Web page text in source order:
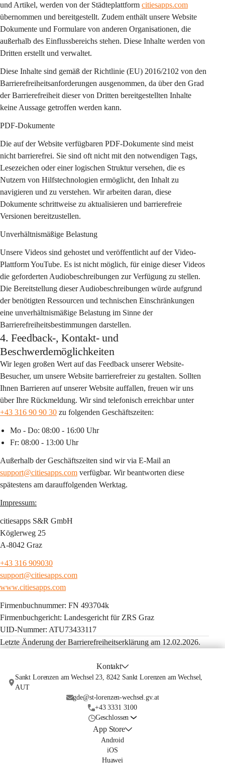
und Artikel, werden von der Städteplattform citiesapps.com
übernommen und bereitgestellt. Zudem enthält unsere Website
Dokumente und Formulare von anderen Organisationen, die
außerhalb des Einflussbereichs stehen. Diese Inhalte werden von
Dritten erstellt und verwaltet.
Diese Inhalte sind gemäß der Richtlinie (EU) 2016/2102 von den
Barrierefreiheitsanforderungen ausgenommen, da über den Grad
der Barrierefreiheit dieser von Dritten bereitgestellten Inhalte
keine Aussage getroffen werden kann.
PDF-Dokumente
Die auf der Website verfügbaren PDF-Dokumente sind meist
nicht barrierefrei. Sie sind oft nicht mit den notwendigen Tags,
Lesezeichen oder einer logischen Struktur versehen, die es
Nutzern von Hilfstechnologien ermöglicht, den Inhalt zu
navigieren und zu verstehen. Wir arbeiten daran, diese
Dokumente schrittweise zu aktualisieren und barrierefreie
Versionen bereitzustellen.
Unverhältnismäßige Belastung
Unsere Videos sind gehostet und veröffentlicht auf der Video-
Plattform YouTube. Es ist nicht möglich, für einige dieser Videos
die geforderten Audiobeschreibungen zur Verfügung zu stellen.
Die Bereitstellung dieser Audiobeschreibungen würde aufgrund
der benötigten Ressourcen und technischen Einschränkungen
eine unverhältnismäßige Belastung im Sinne der
Barrierefreiheitsbestimmungen darstellen.
4. Feedback-, Kontakt- und
Beschwerdemöglichkeiten
Wir legen großen Wert auf das Feedback unserer Website-
Besucher, um unsere Website barrierefreier zu gestalten. Sollten
Ihnen Barrieren auf unserer Website auffallen, freuen wir uns
über Ihre Rückmeldung. Wir sind telefonisch erreichbar unter
+43 316 90 90 30 zu folgenden Geschäftszeiten:
Mo - Do: 08:00 - 16:00 Uhr
Fr: 08:00 - 13:00 Uhr
Außerhalb der Geschäftszeiten sind wir via E-Mail an
support@citiesapps.com verfügbar. Wir beantworten diese
spätestens am darauffolgenden Werktag.
Impressum:
citiesapps S&R GmbH
Köglerweg 25
A-8042 Graz
+43 316 909030
support@citiesapps.com
www.citiesapps.com
Firmenbuchnummer: FN 493704k
Firmenbuchgericht: Landesgericht für ZRS Graz
UID-Nummer: ATU73433117
Letzte Änderung der Barrierefreiheitserklärung am 12.02.2026.
Kontakt
Sankt Lorenzen am Wechsel 23, 8242 Sankt Lorenzen am Wechsel,
AUT
gde@st-lorenzen-wechsel.gv.at
+43 3331 3100
Geschlossen
App Store
Android
iOS
Huawei